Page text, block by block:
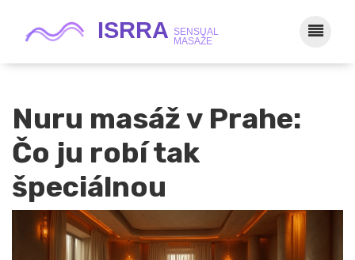
Nuru masáž v Prahe:
Čo ju robí tak
špeciálnou